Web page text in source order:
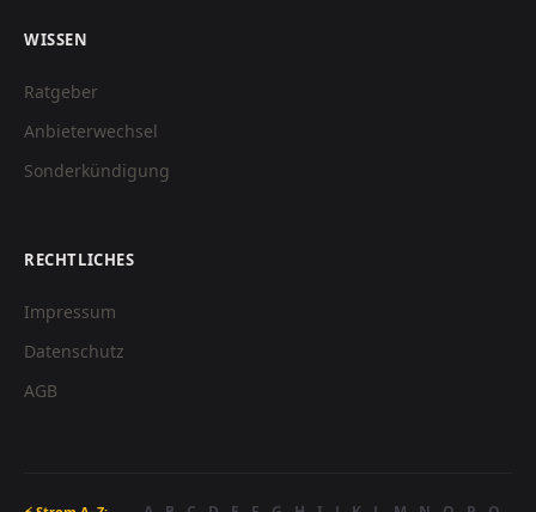
WISSEN
Ratgeber
Anbieterwechsel
Sonderkündigung
RECHTLICHES
Impressum
Datenschutz
AGB